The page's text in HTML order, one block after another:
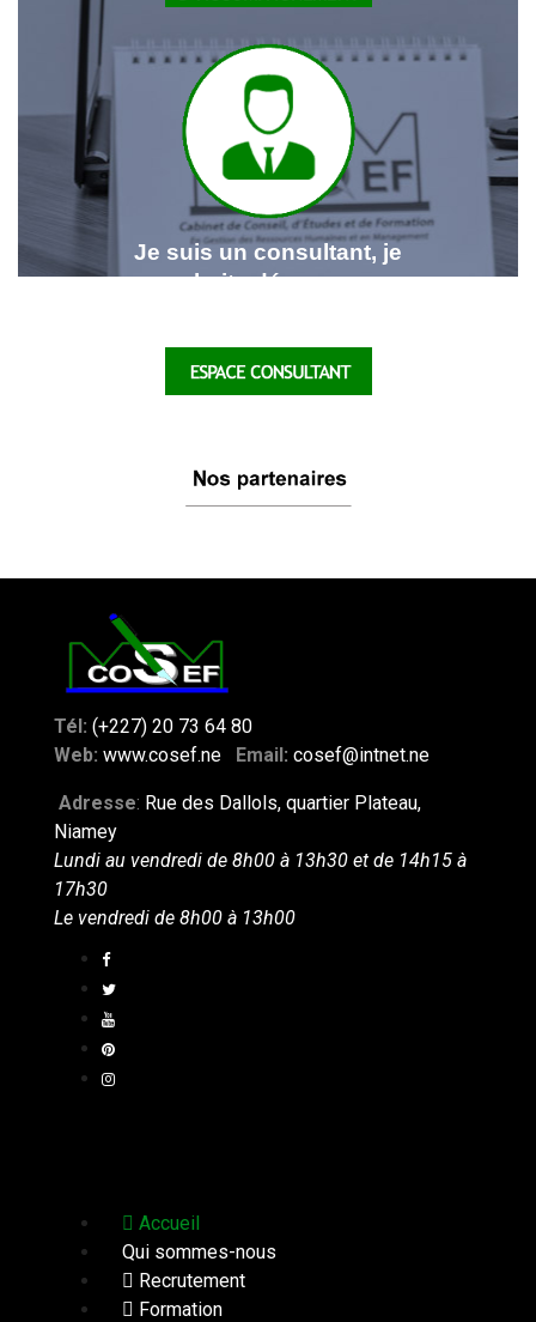
Je suis un consultant, je
souhaite déposer ma
Tél: (+227) 20 73 64 80
Web: www.cosef.ne Email: cosef@intnet.ne
Adresse: Rue des Dallols, quartier Plateau,
Niamey
Lundi au vendredi de 8h00 à 13h30 et de 14h15 à
17h30
Le vendredi de 8h00 à 13h00
Accueil
Qui sommes-nous
Recrutement
Formation